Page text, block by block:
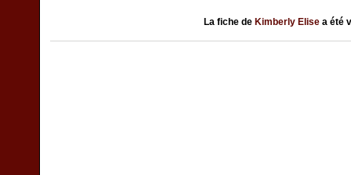
La fiche de Kimberly Elise a été